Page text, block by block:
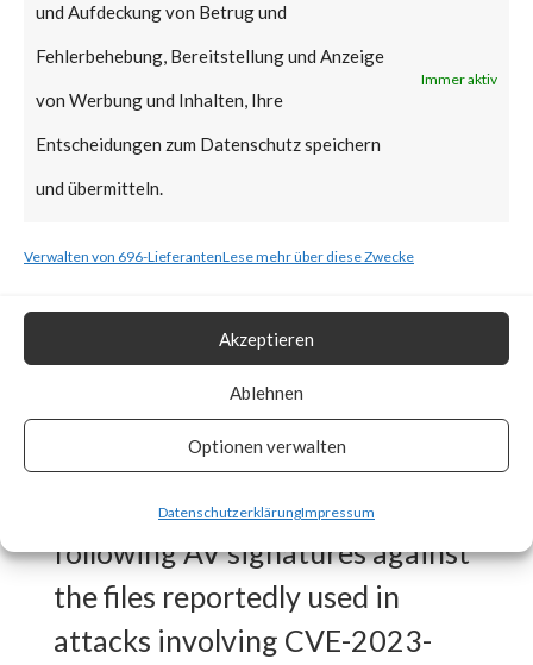
und Aufdeckung von Betrug und
Fehlerbehebung, Bereitstellung und Anzeige
von Werbung und Inhalten, Ihre
Entscheidungen zum Datenschutz speichern
und übermitteln.
Immer aktiv
Verwalten von 696-LieferantenLese mehr über diese Zwecke
Akzeptieren
Ablehnen
Optionen verwalten
DatenschutzerklärungImpressum
What is the Vendor Solution?
The vendor has released
includes a fix for CVE-2023-
38831.
What FortiGuard Coverage is
FortiGuard Labs has the
following AV signatures against
the files reportedly used in
attacks involving CVE-2023-